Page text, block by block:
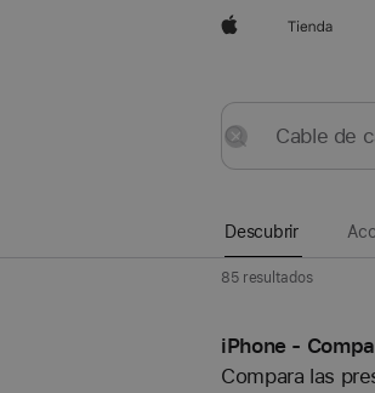
AppleTienda
Enviar
Descubrir
85 resultados
iPhone -
Compara las